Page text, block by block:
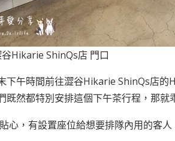
谷Hikarie ShinQs店 門口
下午時間前往澀谷Hikarie ShinQs店的
既然都特別安排這個下午茶行程，那就
心，有設置座位給想要排隊內用的客